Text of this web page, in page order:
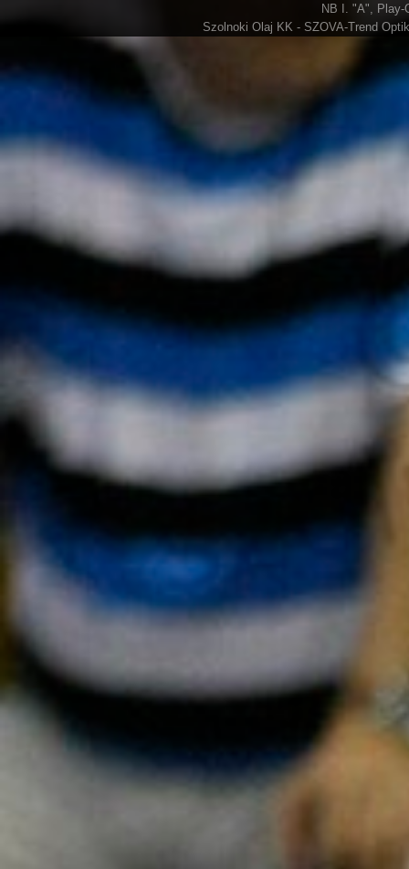
NB I. "A", Play-
Szolnoki Olaj KK - SZOVA-Trend